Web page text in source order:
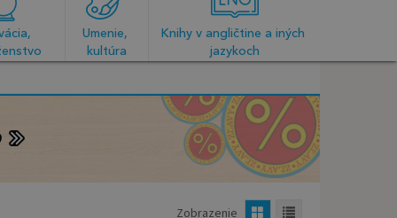
Umenie,
kultúra
Knihy v angličtine a iných
jazykoch
Zobrazenie